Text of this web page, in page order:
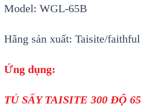
Model: WGL-65B
Hãng sản xuất: Taisite/
Ứng dụng:
TỦ SẤY TAISITE 300 ĐỘ